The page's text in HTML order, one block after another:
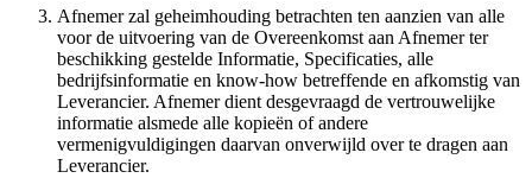
Afnemer zal geheimhouding betrachten ten aanzien van alle
voor de uitvoering van de Overeenkomst aan Afnemer ter
beschikking gestelde Informatie, Specificaties, alle
bedrijfsinformatie en know-how betreffende en afkomstig van
Leverancier. Afnemer dient desgevraagd de vertrouwelijke
informatie alsmede alle kopieën of andere
vermenigvuldigingen daarvan onverwijld over te dragen aan
Leverancier.